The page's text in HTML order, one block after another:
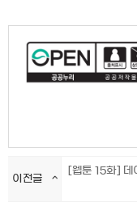
이전글
[웹툰 15화] 데